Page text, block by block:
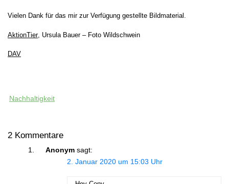
Vielen Dank für das mir zur Verfügung gestellte Bildmaterial.
AktionTier, Ursula Bauer – Foto Wildschwein
DAV
Nachhaltigkeit
2 Kommentare
Anonym sagt:
2. Januar 2020 um 15:03 Uhr